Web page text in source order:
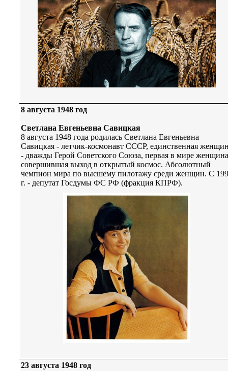
8 августа 1948 год
Светлана Евгеньевна Савицкая
8 августа 1948 года родилась Светлана Евгеньевна
Савицкая - летчик-космонавт СССР, единственная
- дважды Герой Советского Союза, первая в мире
совершившая выход в открытый космос. Абсолютный
чемпион мира по высшему пилотажу среди женщин. С
г. - депутат Госдумы ФС РФ (фракция КПРФ).
23 августа 1948 год